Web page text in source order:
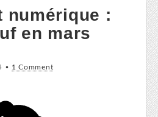
numérique :
en mars
• 1 Comment